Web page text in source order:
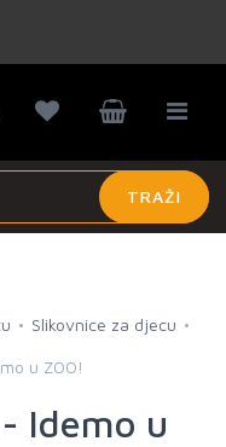
TRAŽI
Slikovnice za djecu
u ZOO!
Idemo u